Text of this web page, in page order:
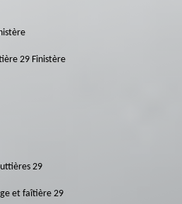
29 Finistère
29
et faîtière 29